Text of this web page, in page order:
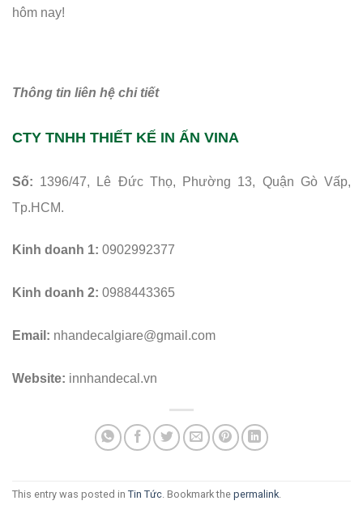
hôm nay!
Thông tin liên hệ chi tiết
CTY TNHH THIẾT KẾ IN ẤN VINA
Số: 1396/47, Lê Đức Thọ, Phường 13, Quận Gò Vấp,
Tp.HCM.
Kinh doanh 1: 0902992377
Kinh doanh 2: 0988443365
Email: nhandecalgiare@gmail.com
Website: innhandecal.vn
This entry was posted in Tin Tức. Bookmark the permalink.